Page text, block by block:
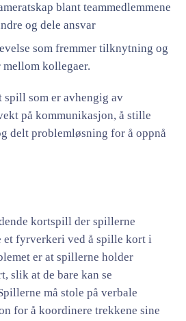
blant teammedlemmene
og dele ansvar
som fremmer tilknytning og
kollegaer.
spill som er avhengig av
på kommunikasjon, å stille
delt problemløsning for å oppnå
kortspill der spillerne
et fyrverkeri ved å spille kort i
er at spillerne holder
slik at de bare kan se
må stole på verbale
for å koordinere trekkene sine